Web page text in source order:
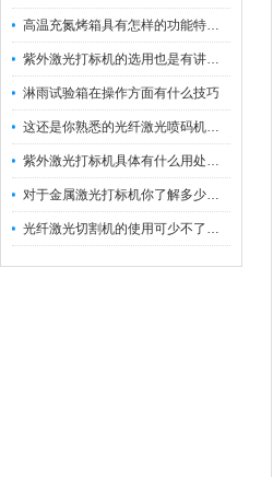
高温充氮烤箱具有怎样的功能特点呢？
紫外激光打标机的选用也是有讲究的
淋雨试验箱在操作方面有什么技巧
这还是你熟悉的光纤激光喷码机吗？
紫外激光打标机具体有什么用处呢？
对于金属激光打标机你了解多少呢？
光纤激光切割机的使用可少不了以下步骤